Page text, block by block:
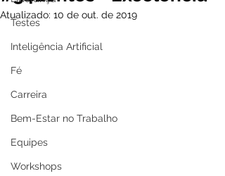
Testes
Inteligência Artificial
Fé
Carreira
Bem-Estar no Trabalho
Equipes
Workshops
Atualizado: 10 de out. de 2019